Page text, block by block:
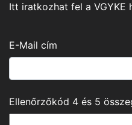
Itt iratkozhat fel a VGYKE
E-Mail cím
Ellenőrzőkód 4 és 5